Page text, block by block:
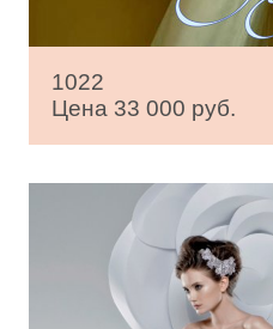
1022
Цена 33 000 руб.